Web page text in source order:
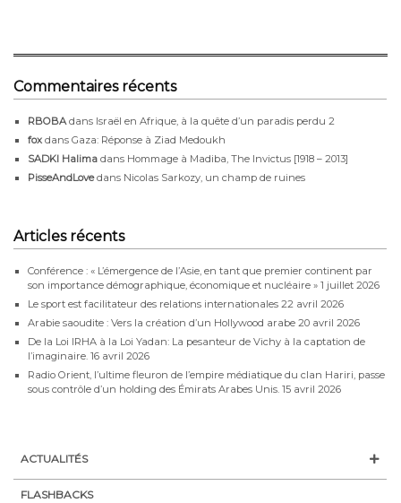
Commentaires récents
RBOBA dans Israël en Afrique, à la quête d’un paradis perdu 2
fox dans Gaza: Réponse à Ziad Medoukh
SADKI Halima dans Hommage à Madiba, The Invictus [1918 – 2013]
PisseAndLovedans Nicolas Sarkozy, un champ de ruines
Articles récents
Conférence : « L’émergence de l’Asie, en tant que premier continent par
son importance démographique, économique et nucléaire » 1 juillet 2026
Le sport est facilitateur des relations internationales 22 avril 2026
Arabie saoudite : Vers la création d’un Hollywood arabe 20 avril 2026
De la Loi IRHA à la Loi Yadan: La pesanteur de Vichy à la captation de
l’imaginaire. 16 avril 2026
Radio Orient, l’ultime fleuron de l’empire médiatique du clan Hariri, passe
sous contrôle d’un holding des Émirats Arabes Unis. 15 avril 2026
ACTUALITÉS
FLASHBACKS